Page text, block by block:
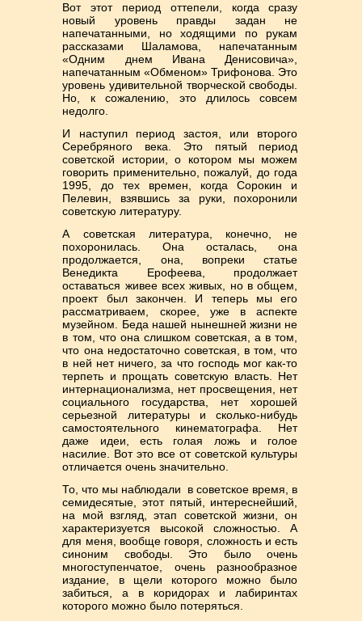
Вот этот период оттепели, когда сразу
новый уровень правды задан не
напечатанными, но ходящими по рукам
рассказами Шаламова, напечатанным
«Одним днем Ивана Денисовича»,
напечатанным «Обменом» Трифонова. Это
уровень удивительной творческой свободы.
Но, к сожалению, это длилось совсем
недолго.
И наступил период застоя, или второго
Серебряного века. Это пятый период
советской истории, о котором мы можем
говорить применительно, пожалуй, до года
1995, до тех времен, когда Сорокин и
Пелевин, взявшись за руки, похоронили
советскую литературу.
А советская литература, конечно, не
похоронилась. Она осталась, она
продолжается, она, вопреки статье
Венедикта Ерофеева, продолжает
оставаться живее всех живых, но в общем,
проект был закончен. И теперь мы его
рассматриваем, скорее, уже в аспекте
музейном. Беда нашей нынешней жизни не
в том, что она слишком советская, а в том,
что она недостаточно советская, в том, что
в ней нет ничего, за что господь мог как-то
терпеть и прощать советскую власть. Нет
интернационализма, нет просвещения, нет
социального государства, нет хорошей
серьезной литературы и сколько-нибудь
самостоятельного кинематографа. Нет
даже идеи, есть голая ложь и голое
насилие. Вот это все от советской культуры
отличается очень значительно.
То, что мы наблюдали в советское время, в
семидесятые, этот пятый, интереснейший,
на мой взгляд, этап советской жизни, он
характеризуется высокой сложностью. А
для меня, вообще говоря, сложность и есть
синоним свободы. Это было очень
многоступенчатое, очень разнообразное
издание, в щели которого можно было
забиться, а в коридорах и лабиринтах
которого можно было потеряться.